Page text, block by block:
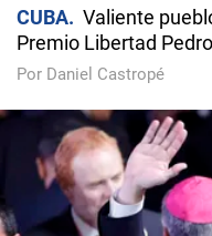
CUBA
Valiente
Premio Libertad
Por Daniel Castropé